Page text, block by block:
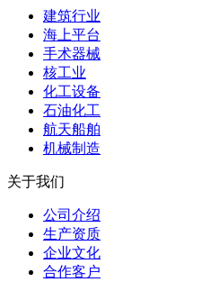
建筑行业
海上平台
手术器械
核工业
化工设备
石油化工
航天船舶
机械制造
关于我们
公司介绍
生产资质
企业文化
合作客户